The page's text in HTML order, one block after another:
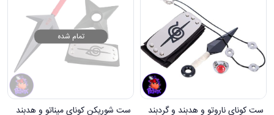
ست کونای ناروتو و هدبند و گردبند
تمام شده
ست شوریکن کونای میناتو و هدبند